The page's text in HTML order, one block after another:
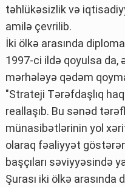
təhlükəsizlik və
amilə çevrilib.
İki ölkə arasında
1997-ci ildə qoyulsa da,
mərhələyə qədəm
"Strateji Tərəfdaşlıq
reallaşıb. Bu sənəd
münasibətlərinin yol
olaraq fəaliyyət
başçıları səviyyəsində
Şurası iki ölkə